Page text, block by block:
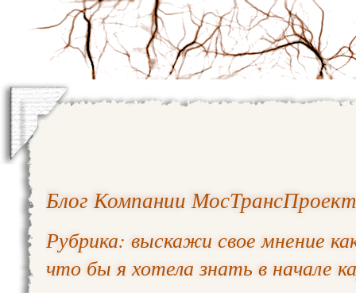
Блог Компании МосТрансПроект
Рубрика: выскажи свое мнение
что бы я хотела знать в начале